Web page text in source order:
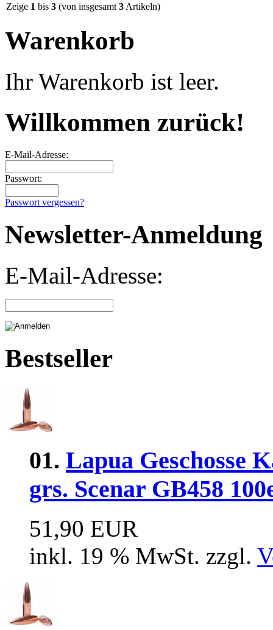
Zeige 1 bis 3 (von insgesamt 3 Artikeln)
Warenkorb
Ihr Warenkorb ist leer.
Willkommen zurück!
E-Mail-Adresse:
Passwort:
Passwort vergessen?
Newsletter-Anmeldung
E-Mail-Adresse:
Bestseller
01. Lapua Geschosse
grs. Scenar GB458
51,90 EUR
inkl. 19 % MwSt. zzgl.